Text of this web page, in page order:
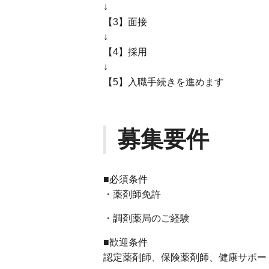
↓
【3】面接
↓
【4】採用
↓
【5】入職手続きを進めます
募集要件
■必須条件
・薬剤師免許
・調剤薬局のご経験
■歓迎条件
認定薬剤師、保険薬剤師、健康サポー